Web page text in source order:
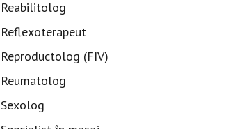
Chișinău, str. Igor Vieru, 15
Reabilitolog
Reflexoterapeut
Reproductolog (FIV)
Reumatolog
Sexolog